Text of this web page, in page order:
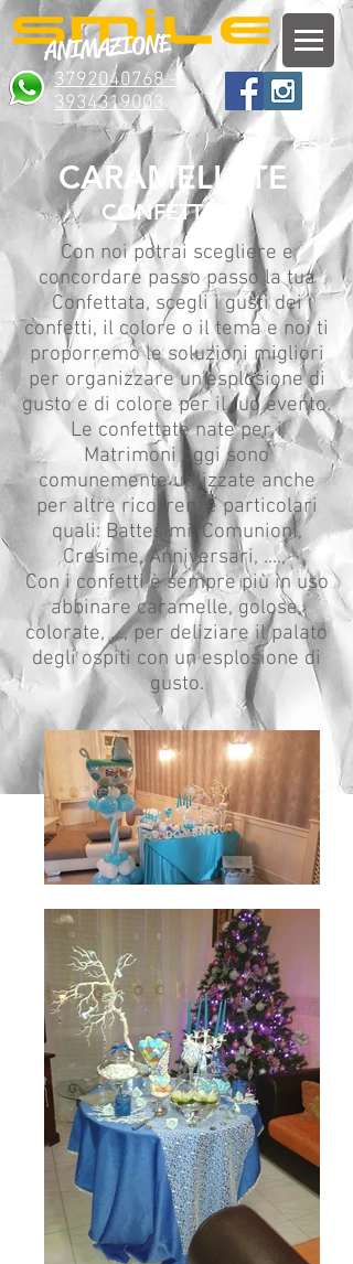
ANIMAZIONE
3792040768 -
3934319003
CARAMELLATE
CONFETTATE
Con noi potrai scegliere e
concordare passo passo la tua
Confettata, scegli i gusti dei
confetti, il colore o il tema e noi ti
proporremo le soluzioni migliori
per organizzare un'esplosione di
gusto e di colore per il tuo evento.
Le confettate nate per i
Matrimoni oggi sono
comunemente utilizzate anche
per altre ricorrenze particolari
quali: Battesimi, Comunioni,
Cresime, Anniversari, ....,
Con i confetti è sempre più in uso
abbinare caramelle, golose,
colorate, ..., per deliziare il palato
degli ospiti con un esplosione di
gusto.